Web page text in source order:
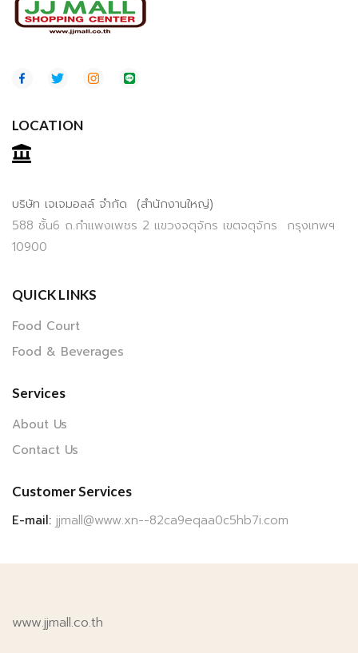
LOCATION
บริษัท เจเจมอลล์ จำกัด (สำนักงานใหญ่)
588 ชั้น6 ถ.กำแพงเพชร 2 แขวงจตุจักร เขตจตุจักร กรุงเทพฯ
10900
QUICK LINKS
Food Court
Food & Beverages
Services
About Us
Contact Us
Customer Services
E-mail: jjmall@www.xn--82ca9eqaa0c5hb7i.com
www.jjmall.co.th